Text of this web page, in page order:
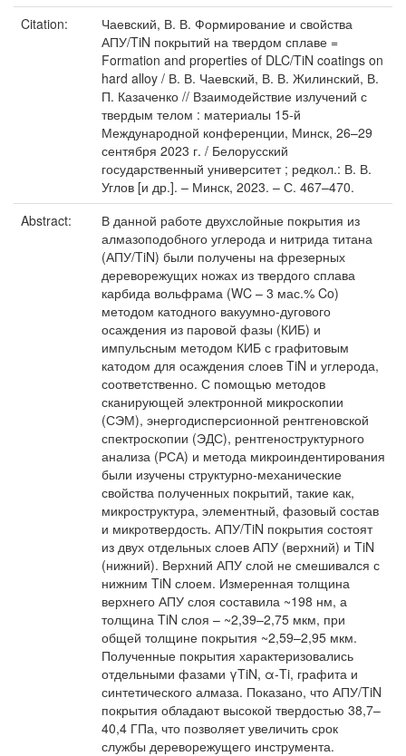
Citation:
Чаевский, В. В. Формирование и свойства
АПУ/TiN покрытий на твердом сплаве =
Formation and properties of DLC/TiN coatings on
hard alloy / В. В. Чаевский, В. В. Жилинский, В.
П. Казаченко // Взаимодействие излучений с
твердым телом : материалы 15-й
Международной конференции, Минск, 26–29
сентября 2023 г. / Белорусский
государственный университет ; редкол.: В. В.
Углов [и др.]. – Минск, 2023. – С. 467–470.
Abstract:
В данной работе двухслойные покрытия из
алмазоподобного углерода и нитрида титана
(АПУ/TiN) были получены на фрезерных
дереворежущих ножах из твердого сплава
карбида вольфрама (WC – 3 мас.% Co)
методом катодного вакуумно-дугового
осаждения из паровой фазы (КИБ) и
импульсным методом КИБ с графитовым
катодом для осаждения слоев TiN и углерода,
соответственно. С помощью методов
сканирующей электронной микроскопии
(СЭМ), энергодисперсионной рентгеновской
спектроскопии (ЭДС), рентгеноструктурного
анализа (РСА) и метода микроиндентирования
были изучены структурно-механические
свойства полученных покрытий, такие как,
микроструктура, элементный, фазовый состав
и микротвердость. АПУ/TiN покрытия состоят
из двух отдельных слоев АПУ (верхний) и TiN
(нижний). Верхний АПУ слой не смешивался с
нижним TiN слоем. Измеренная толщина
верхнего АПУ слоя составила ~198 нм, а
толщина TiN слоя – ~2,39–2,75 мкм, при
общей толщине покрытия ~2,59–2,95 мкм.
Полученные покрытия характеризовались
отдельными фазами γTiN, α-Ti, графита и
синтетического алмаза. Показано, что АПУ/TiN
покрытия обладают высокой твердостью 38,7–
40,4 ГПа, что позволяет увеличить срок
службы дереворежущего инструмента.